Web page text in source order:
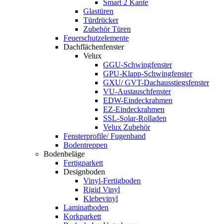
Smart 2 Kante
Glastüren
Türdrücker
Zubehör Türen
Feuerschutzelemente
Dachflächenfenster
Velux
GGU-Schwingfenster
GPU-Klapp-Schwingfenster
GXU/ GVT-Dachausstiegsfenster
VU-Austauschfenster
EDW-Eindeckrahmen
EZ-Eindeckrahmen
SSL-Solar-Rolladen
Velux Zubehör
Fensterprofile/ Fugenband
Bodentreppen
Bodenbeläge
Fertigparkett
Designboden
Vinyl-Fertigboden
Rigid Vinyl
Klebevinyl
Laminatboden
Korkparkett